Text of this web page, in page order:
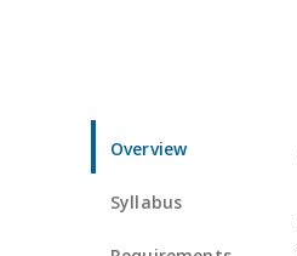
Overview
Syllabus